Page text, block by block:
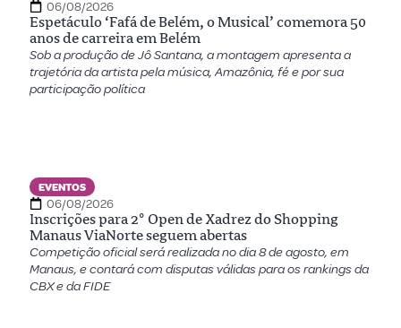
06/08/2026
Espetáculo ‘Fafá de Belém, o Musical’ comemora 50
anos de carreira em Belém
Sob a produção de Jô Santana, a montagem apresenta a
trajetória da artista pela música, Amazônia, fé e por sua
participação política
EVENTOS
06/08/2026
Inscrições para 2º Open de Xadrez do Shopping
Manaus ViaNorte seguem abertas
Competição oficial será realizada no dia 8 de agosto, em
Manaus, e contará com disputas válidas para os rankings da
CBX e da FIDE